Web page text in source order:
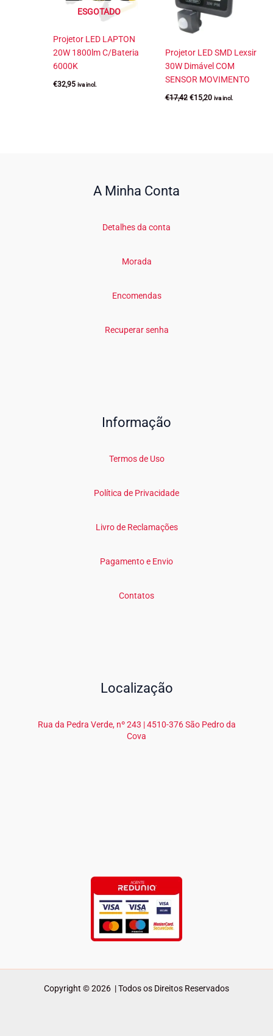
ESGOTADO
Projetor LED LAPTON
20W 1800lm C/Bateria
6000K
€32,95 iva incl.
Projetor LED SMD Lexsir
30W Dimável COM
SENSOR MOVIMENTO
€17,42 O
€15,20Oiva incl.
A Minha Conta
Detalhes da conta
Morada
Encomendas
Recuperar senha
Informação
Termos de Uso
Política de Privacidade
Livro de Reclamações
Pagamento e Envio
Contatos
Localização
Rua da Pedra Verde, nº 243 | 4510-376 São Pedro da
Cova
Copyright © 2026 | Todos os Direitos Reservados